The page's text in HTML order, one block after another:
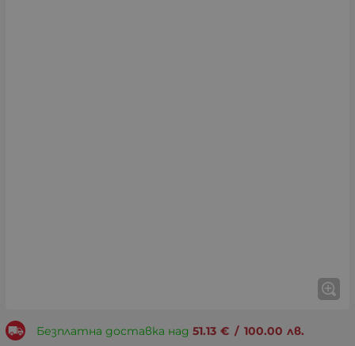
Безплатна доставка над 51.13 € / 100.00 лв.